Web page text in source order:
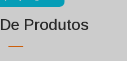
Produtos